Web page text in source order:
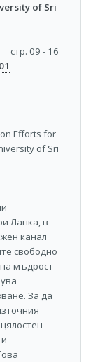
of Sri
стр. 09 - 16
Efforts for
of Sri
Ланка, в
канал
свободно
мъдрост
За да